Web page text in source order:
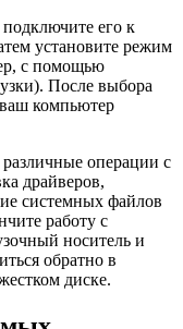
подключите его к
установите режим
с помощью
После выбора
компьютер
операции с
драйверов,
системных файлов
работу с
носитель и
обратно в
диске.